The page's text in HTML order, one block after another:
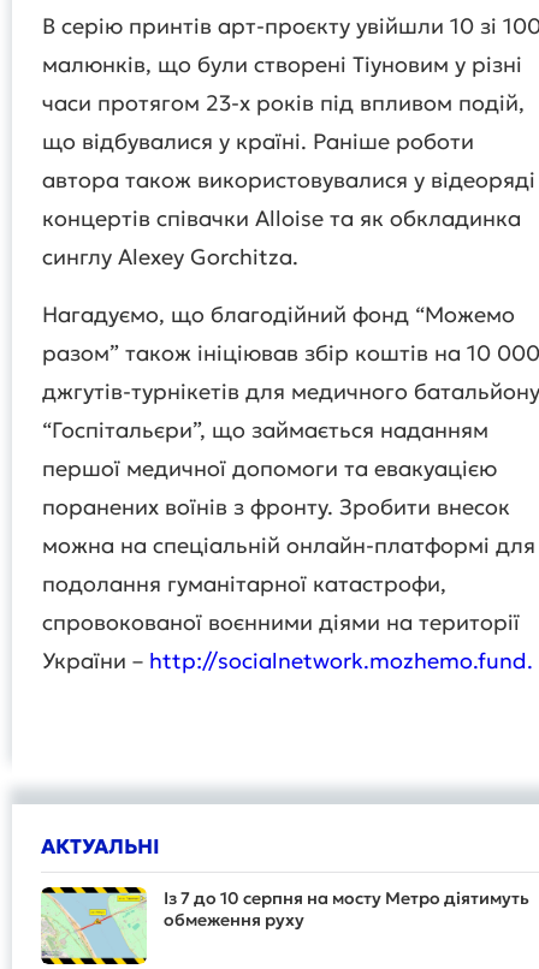
В серію принтів арт-проєкту увійшли 10 зі
малюнків, що були створені Тіуновим у різні
часи протягом 23-х років під впливом подій,
що відбувалися у країні. Раніше роботи
автора також використовувалися у відеоряді
концертів співачки Alloise та як обкладинка
синглу Alexey Gorchitza.
Нагадуємо, що благодійний фонд “Можемо
разом” також ініціював збір коштів на 10 000
джгутів-турнікетів для медичного батальйону
“Госпітальєри”, що займається наданням
першої медичної допомоги та евакуацією
поранених воїнів з фронту. Зробити внесок
можна на спеціальній онлайн-платформі для
подолання гуманітарної катастрофи,
спровокованої воєнними діями на території
України – http://socialnetwork.mozhemo.fund.
АКТУАЛЬНІ
Із 7 до 10 серпня на мосту Метро діятимуть
обмеження руху